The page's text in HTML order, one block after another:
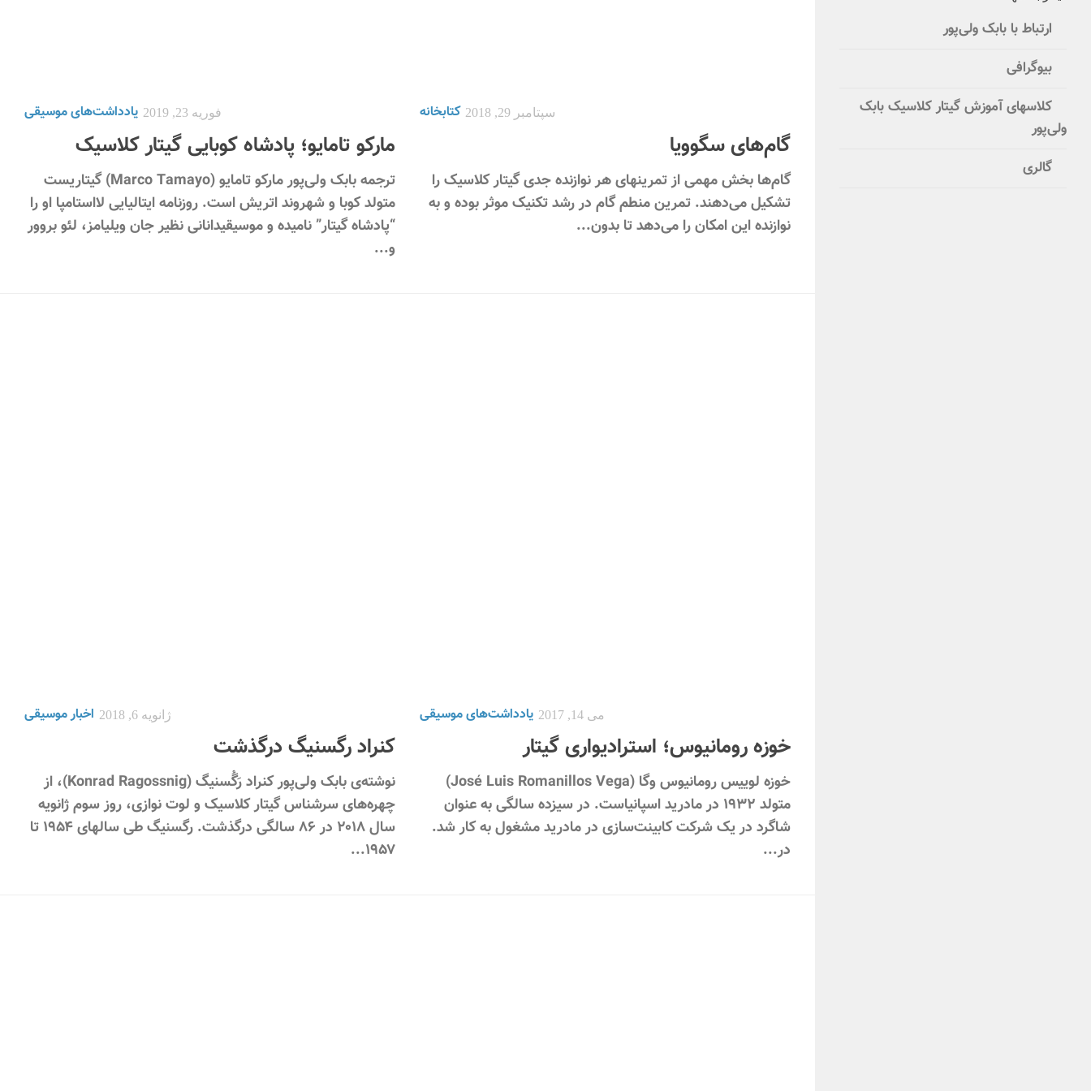
یادداشت‌های موسیقی فوریه 23, 2019
مارکو تامایو؛ پادشاه کوبایی گیتار کلاسیک
ترجمه بابک ولی‌پور مارکو تامایو (Marco Tamayo) گیتاریست
متولد کوبا و شهروند اتریش است. روزنامه ایتالیایی لااستامپا او را
“پادشاه گیتار” نامیده و موسیقیدانانی نظیر جان ویلیامز، لئو بروور
و...
کتابخانه سپتامبر 29, 2018
گام‌های سگوویا
گام‌ها بخش مهمی از تمرینهای هر نوازنده جدی گیتار کلاسیک را
تشکیل می‌دهند. تمرین منطم گام در رشد تکنیک موثر بوده و به
نوازنده این امکان را می‌دهد تا بدون...
اخبار موسیقی ژانویه 6, 2018
کنراد رگسنیگ درگذشت
نوشته‌ی بابک ولی‌پور کنراد رَگُسنیگ (Konrad Ragossnig)، از
چهره‌های سرشناس گیتار کلاسیک و لوت نوازی، روز سوم ژانویه
سال ۲۰۱۸ در ۸۶ سالگی درگذشت. رگسنیگ طی سالهای ۱۹۵۴ تا
۱۹۵۷...
یادداشت‌های موسیقی می 14, 2017
خوزه رومانیوس؛ استرادیواری گیتار
خوزه لوییس رومانیوس وگا (José Luis Romanillos Vega)
متولد ۱۹۳۲ در مادرید اسپانیاست. در سیزده سالگی به عنوان
شاگرد در یک شرکت کابینت‌سازی در مادرید مشغول به کار شد.
در...
ارتباط با بابک ولی‌پور
بیوگرافی
کلاسهای آموزش گیتار کلاسیک بابک
ولی‌پور
گالری